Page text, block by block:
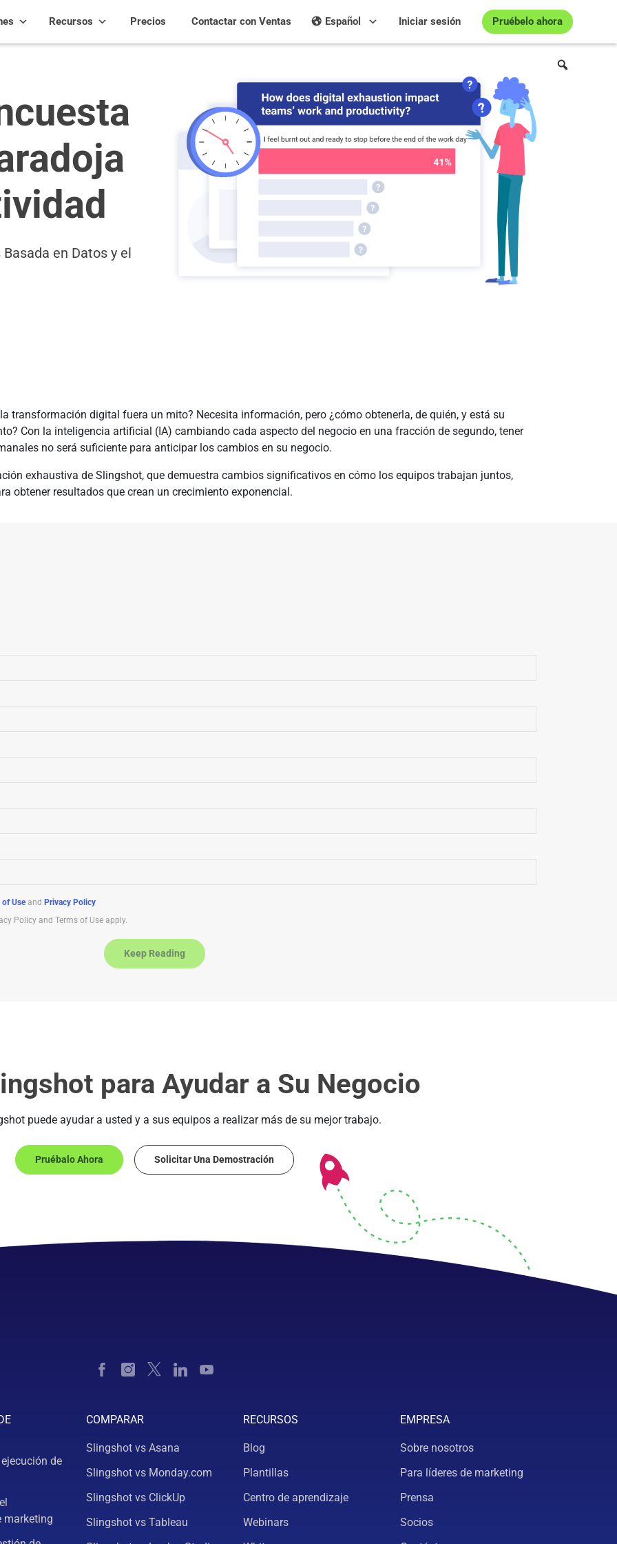
Recursos Precios Pruébelo ahora
Iniciar sesión
Español
Contactar con Ventas
en Datos y el
transformación digital fuera un mito? Necesita información, pero ¿cómo obtenerla, de quién, y está su
Con la inteligencia artificial (IA) cambiando cada aspecto del negocio en una fracción de segundo, tener
no será suficiente para anticipar los cambios en su negocio.
exhaustiva de Slingshot, que demuestra cambios significativos en cómo los equipos trabajan juntos,
obtener resultados que crean un crecimiento exponencial.
of Useand Privacy Policy
Policy and Terms of Use apply.
Keep Reading
para Ayudar a Su Negocio
puede ayudar a usted y a sus equipos a realizar más de su mejor trabajo.
Pruébalo Ahora Solicitar Una Demostración
de
marketing
COMPARAR
Slingshot vs Asana
Slingshot vs Monday.com
Slingshot vs ClickUp
Slingshot vs Tableau
RECURSOS
Blog
Plantillas
Centro de aprendizaje
Webinars
EMPRESA
Sobre nosotros
Para líderes de marketing
Prensa
Socios